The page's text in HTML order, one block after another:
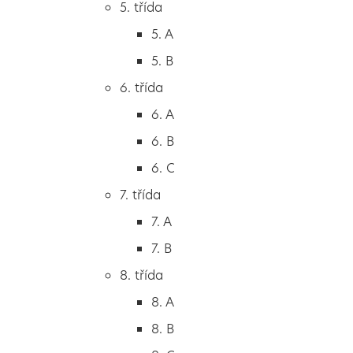
2. B
3. A
4. A
5. A
5. třída
5. A
5. B
6. třída
6. A
6. B
6. C
7. třída
7. A
7. B
8. třída
8. A
8. B